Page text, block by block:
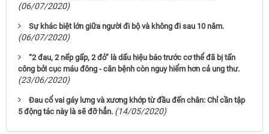
(06/07/2020)
Sự khác biệt lớn giữa người đi bộ và không đi sau 10 năm.
(06/07/2020)
“2 đau, 2 nếp gấp, 2 đỏ” là dấu hiệu báo trước cơ thể đã bị tấn
công bởi cục máu đông - căn bệnh còn nguy hiểm hơn cả ung thư.
(23/06/2020)
Đau cổ vai gáy lưng và xương khớp từ đầu đến chân: Chỉ cần tập
5 động tác này là sẽ đỡ hẳn. (14/05/2020)